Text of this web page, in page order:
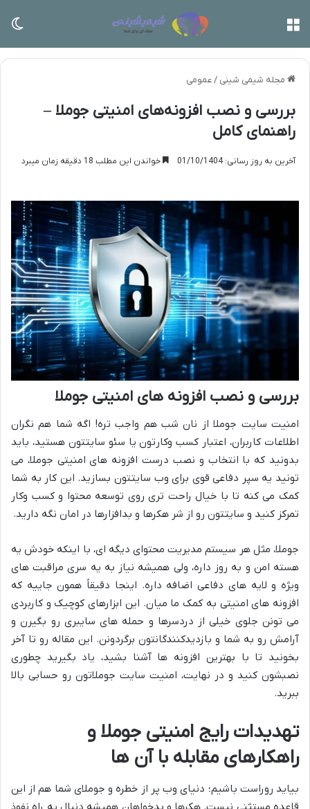
مجله شیمی شینی /عمومی
بررسی و نصب افزونه‌های امنیتی جوملا –
راهنمای کامل
آخرین به روز رسانی: 01/10/1404 خواندن این مطلب 18 دقیقه زمان میبرد
بررسی و نصب افزونه های امنیتی جوملا
امنیت سایت جوملا از نان شب هم واجب تره! اگه شما هم نگران
اطلاعات کاربران، اعتبار کسب وکارتون یا سئو سایتتون هستید، باید
بدونید که با انتخاب و نصب درست افزونه های امنیتی جوملا، می
تونید یه سپر دفاعی قوی برای وب سایتتون بسازید. این کار به شما
کمک می کنه تا با خیال راحت تری روی توسعه محتوا و کسب وکار
تمرکز کنید و سایتتون رو از شر هکرها و بدافزارها در امان نگه دارید.
جوملا، مثل هر سیستم مدیریت محتوای دیگه ای، با اینکه خودش یه
هسته امن و به روز داره، ولی همیشه نیاز به یه سری مراقبت های
ویژه و لایه های دفاعی اضافه داره. اینجا دقیقاً همون جاییه که
افزونه های امنیتی به کمک ما میان. این ابزارهای کوچیک و کاربردی
می تونن جلوی خیلی از دردسرها و حمله های سایبری رو بگیرن و
آرامش رو به شما و بازدیدکنندگانتون برگردونن. این مقاله رو تا آخر
بخونید تا با بهترین افزونه ها آشنا بشید، یاد بگیرید چطوری
نصبشون کنید و در نهایت، امنیت سایت جوملاتون رو حسابی بالا
ببرید.
تهدیدات رایج امنیتی جوملا و
راهکارهای مقابله با آن ها
بیاید روراست باشیم؛ دنیای وب پر از خطره و جوملای شما هم از این